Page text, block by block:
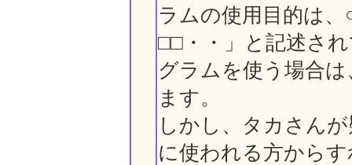
ラムの使用目的は
□□・・」と記述さ
グラムを使う場合
ます。
しかし、タカさん
に使われる方から